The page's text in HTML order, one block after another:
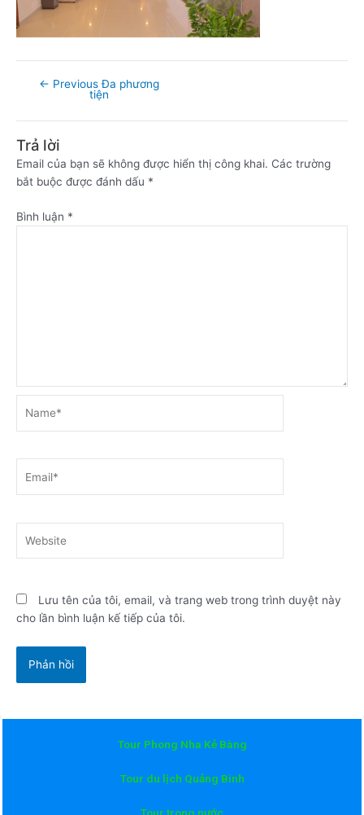
← Previous Đa phương
tiện
Trả lời
Email của bạn sẽ không được hiển thị công khai. Các trường
bắt buộc được đánh dấu *
Bình luận *
Lưu tên của tôi, email, và trang web trong trình duyệt này
cho lần bình luận kế tiếp của tôi.
Tour Phong Nha Kẻ Bàng
Tour du lịch Quảng Bình